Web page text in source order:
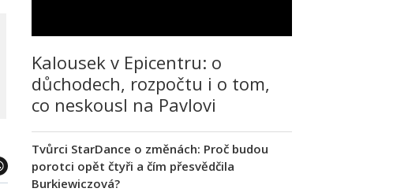
Kalousek v Epicentru: o
důchodech, rozpočtu i o tom,
co neskousl na Pavlovi
Tvůrci StarDance o změnách: Proč budou
porotci opět čtyři a čím přesvědčila
Burkiewiczová?